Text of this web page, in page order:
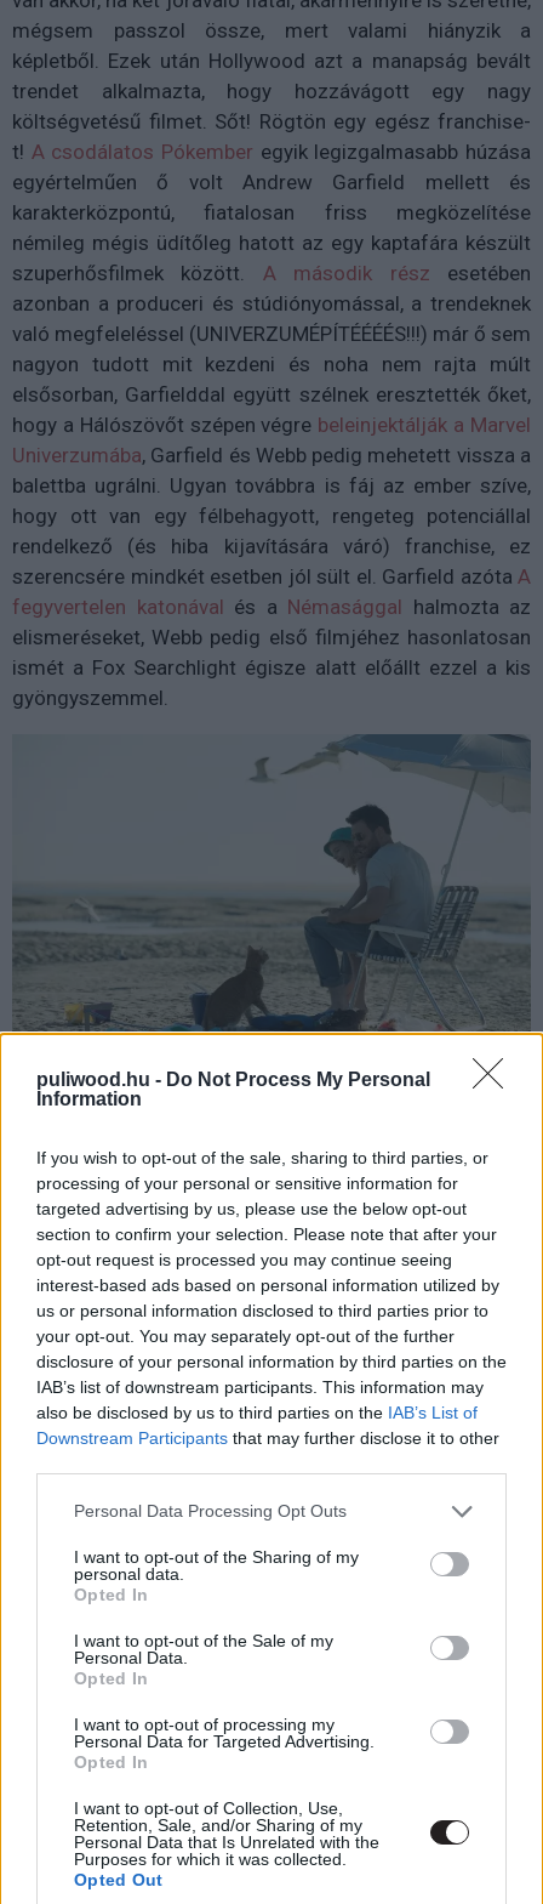
puliwood.hu - Do Not Process My Personal
Information
If you wish to opt-out of the sale, sharing to third parties, or
processing of your personal or sensitive information for
targeted advertising by us, please use the below opt-out
section to confirm your selection. Please note that after your
opt-out request is processed you may continue seeing
interest-based ads based on personal information utilized by
us or personal information disclosed to third parties prior to
your opt-out. You may separately opt-out of the further
disclosure of your personal information by third parties on the
IAB’s list of downstream participants. This information may
also be disclosed by us to third parties on the IAB’s List of
Downstream Participants that may further disclose it to other
Please note that this website/app uses one or more Google
not limited to your visit or usage behaviour. You may click to
grant or deny consent to Google and its third-party tags to
use your data for below specified purposes in below Google
consent section.
Personal Data Processing Opt Outs
I want to opt-out of the Sharing of my
personal data.
Opted In
I want to opt-out of the Sale of my
Personal Data.
Opted In
I want to opt-out of processing my
Personal Data for Targeted Advertising.
Opted In
I want to opt-out of Collection, Use,
Retention, Sale, and/or Sharing of my
Personal Data that Is Unrelated with the
Purposes for which it was collected.
Opted Out
mégsem passzol össze, mert valami hiányzik a
képletből. Ezek után Hollywood azt a manapság bevált
trendet alkalmazta, hogy hozzávágott egy nagy
költségvetésű filmet. Sőt! Rögtön egy egész franchise-
t! A csodálatos Pókember egyik legizgalmasabb húzása
egyértelműen ő volt Andrew Garfield mellett és
karakterközpontú, fiatalosan friss megközelítése
némileg mégis üdítőleg hatott az egy kaptafára készült
szuperhősfilmek között. A második rész esetében
azonban a produceri és stúdiónyomással, a trendeknek
való megfeleléssel (UNIVERZUMÉPÍTÉÉÉÉS!!!) már ő sem
nagyon tudott mit kezdeni és noha nem rajta múlt
elsősorban, Garfielddal együtt szélnek eresztették őket,
hogy a Hálószövőt szépen végre beleinjektálják a Marvel
Univerzumába, Garfield és Webb pedig mehetett vissza a
balettba ugrálni. Ugyan továbbra is fáj az ember szíve,
hogy ott van egy félbehagyott, rengeteg potenciállal
rendelkező (és hiba kijavítására váró) franchise, ez
szerencsére mindkét esetben jól sült el. Garfield azóta A
fegyvertelen katonával és a Némasággal halmozta az
elismeréseket, Webb pedig első filmjéhez hasonlatosan
ismét a Fox Searchlight égisze alatt előállt ezzel a kis
gyöngyszemmel.
hogy megértsd, Kedves Olvasó, mennyire sokat számít
egyes filmeseknél az alkotói szabadság, amit manapság
csak az olyan zsenik tudnak maguknak kivívni, mint
Christopher Nolan, hogyazt csinálhassanak, amit
akarnak, máskülönben a többiek a sorozatok és
független filmek terepén próbálkoznak tovább. Ugyan a
sorozatoknál is egyre szembetűnőbb a minél nagyobb
nézettség produkálására való törekvés és azután is
folytatnak valamit, hogy az látványosan kifogyott a
munícióból, a független, avagy kis költségvetésű
filmeken nem érződik a producerek, a befektetők
színészeken, akkor sem, ha értelemszerűen ők is arra
hajtanak, hogy pénzüknél legyenek és minél több
emberhez eljusson a művük (nem hiába filmipar a neve,
függetlenül akármelyik szegmensétől). Ez a
felszabadultság pedig tisztán érződik a
Tehetségen
amelyben egy nagybácsi küzd matekzseni unokahúga